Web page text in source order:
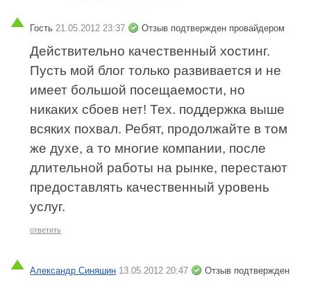
Гость 21.05.2012 23:37 Отзыв подтвержден провайдером
Действительно качественный хостинг.
Пусть мой блог только развивается и не
имеет большой посещаемости, но
никаких сбоев нет! Тех. поддержка выше
всяких похвал. Ребят, продолжайте в том
же духе, а то многие компании, после
длительной работы на рынке, перестают
предоставлять качественный уровень
услуг.
ответить
Александр Синяшин 13.05.2012 20:47
Отзыв подтвержден